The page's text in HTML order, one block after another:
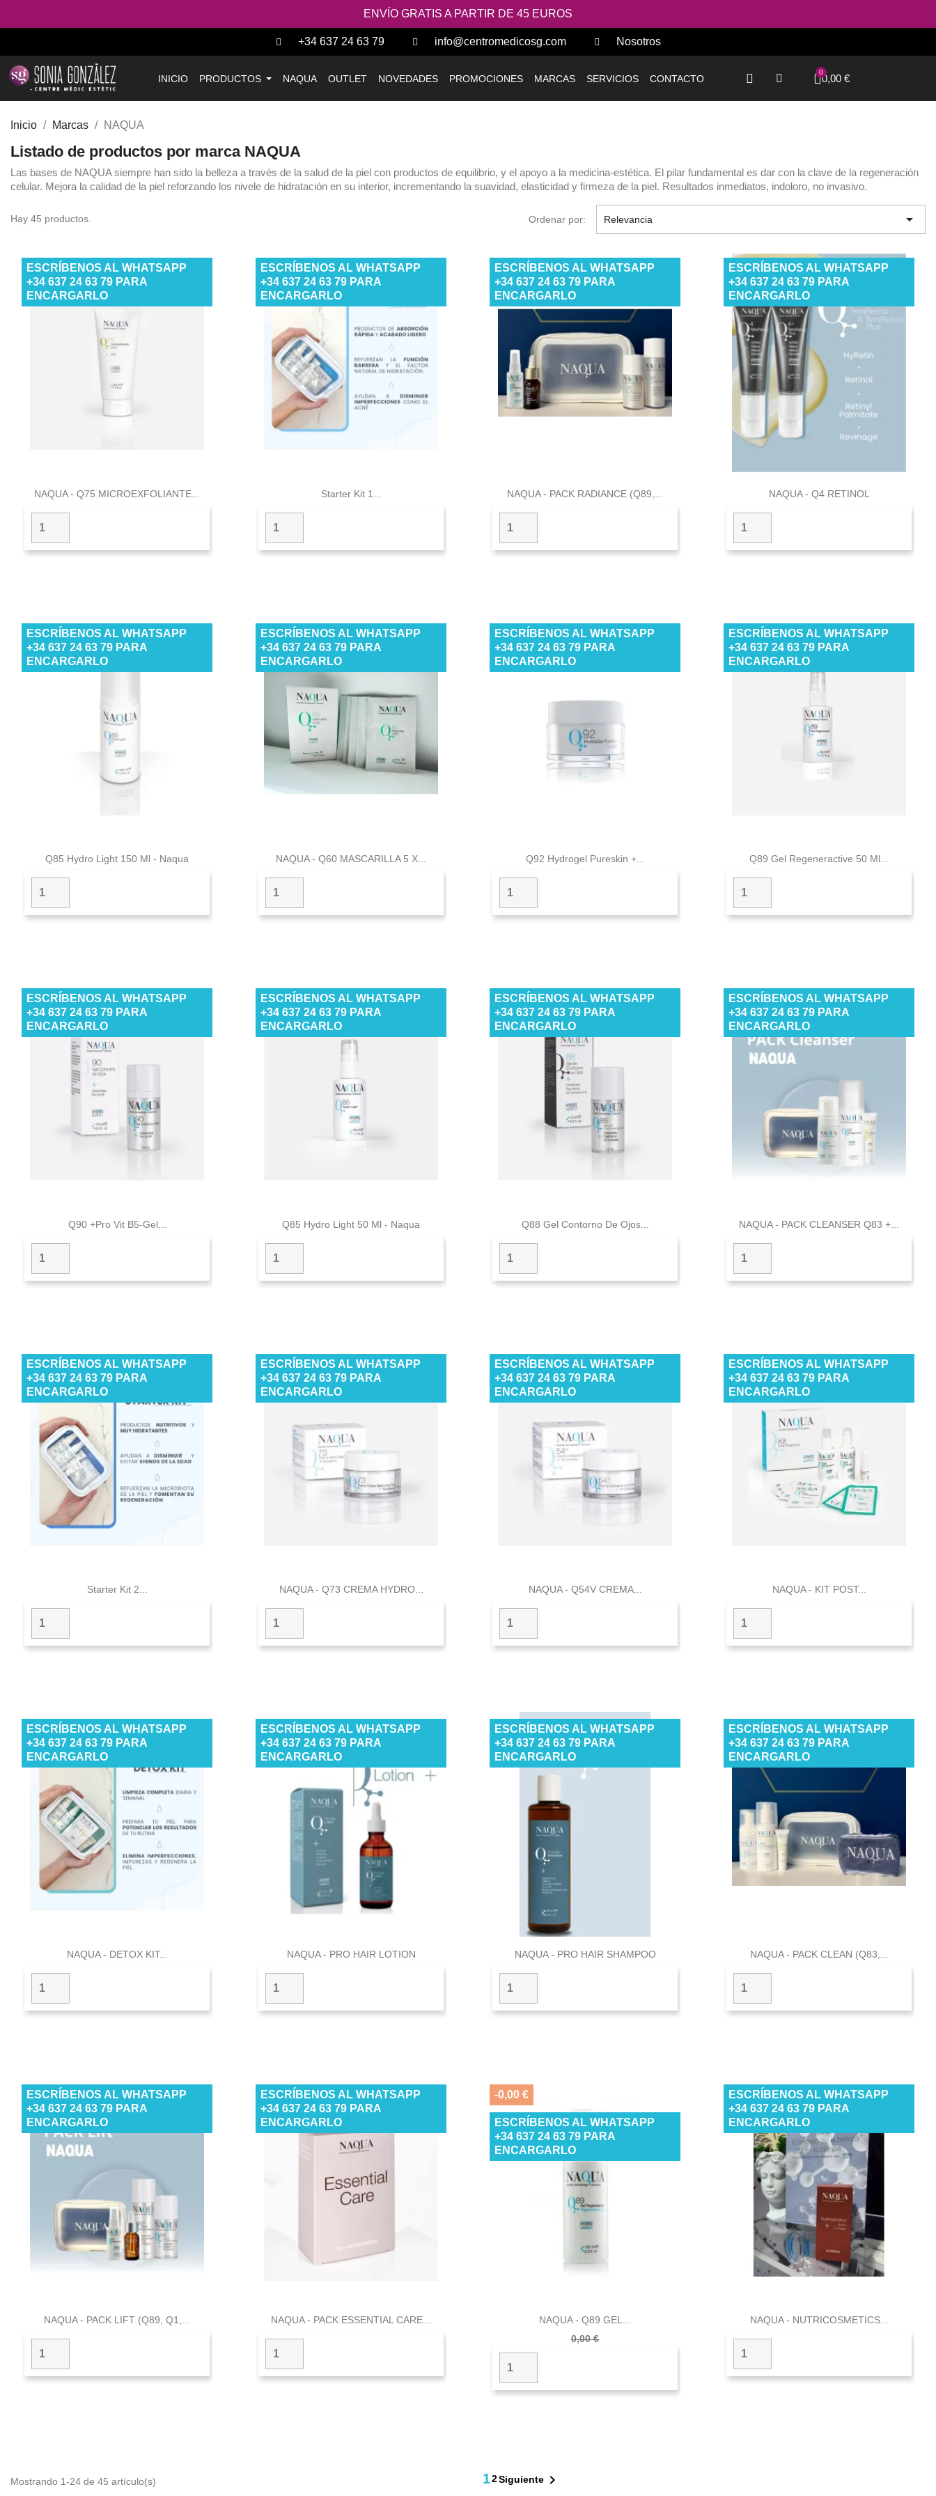
ENVÍO GRATIS A PARTIR DE 45 EUROS
+34 637 24 63 79 info@centromedicosg.com Nosotros
INICIO PRODUCTOS NAQUA OUTLET NOVEDADES PROMOCIONES MARCAS SERVICIOS CONTACTO 0,00 €
Inicio Marcas NAQUA
Listado de productos por marca NAQUA
Las bases de NAQUA siempre han sido la belleza a través de la salud de la piel con productos de equilibrio, y el apoyo a la medicina-estética. El pilar fundamental es dar con la clave de la regeneración
celular. Mejora la calidad de la piel reforzando los nivele de hidratación en su interior, incrementando la suavidad, elasticidad y firmeza de la piel. Resultados inmediatos, indoloro, no invasivo.
Hay 45 productos. Ordenar por: Relevancia 
Vista rápida
NAQUA - Q75 MICROEXFOLIANTE...
ESCRÍBENOS AL WHATSAPP
+34 637 24 63 79 PARA
ENCARGARLO
Vista rápida
Starter Kit 1...
ESCRÍBENOS AL WHATSAPP
+34 637 24 63 79 PARA
ENCARGARLO
Vista rápida
NAQUA - PACK RADIANCE (Q89,...
ESCRÍBENOS AL WHATSAPP
+34 637 24 63 79 PARA
ENCARGARLO
Vista rápida
NAQUA - Q4 RETINOL
ESCRÍBENOS AL WHATSAPP
+34 637 24 63 79 PARA
ENCARGARLO
 Vista rápida
Q85 Hydro Light 150 Ml - Naqua
ESCRÍBENOS AL WHATSAPP
+34 637 24 63 79 PARA
ENCARGARLO
Vista rápida
NAQUA - Q60 MASCARILLA 5 X...
ESCRÍBENOS AL WHATSAPP
+34 637 24 63 79 PARA
ENCARGARLO
Vista rápida
Q92 Hydrogel Pureskin +...
ESCRÍBENOS AL WHATSAPP
+34 637 24 63 79 PARA
ENCARGARLO
Vista rápida
Q89 Gel Regeneractive 50 Ml...
ESCRÍBENOS AL WHATSAPP
+34 637 24 63 79 PARA
ENCARGARLO
Vista rápida
Q90 +pro Vit B5-Gel...
ESCRÍBENOS AL WHATSAPP
+34 637 24 63 79 PARA
ENCARGARLO
Vista rápida
Q85 Hydro Light 50 Ml - Naqua
ESCRÍBENOS AL WHATSAPP
+34 637 24 63 79 PARA
ENCARGARLO
Vista rápida
Q88 Gel Contorno De Ojos...
ESCRÍBENOS AL WHATSAPP
+34 637 24 63 79 PARA
ENCARGARLO
Vista rápida
NAQUA - PACK CLEANSER Q83 +...
ESCRÍBENOS AL WHATSAPP
+34 637 24 63 79 PARA
ENCARGARLO
Vista rápida
Starter Kit 2...
ESCRÍBENOS AL WHATSAPP
+34 637 24 63 79 PARA
ENCARGARLO
Vista rápida
NAQUA - Q73 CREMA HYDRO...
ESCRÍBENOS AL WHATSAPP
+34 637 24 63 79 PARA
ENCARGARLO
 Vista rápida
NAQUA - Q54V CREMA...
ESCRÍBENOS AL WHATSAPP
+34 637 24 63 79 PARA
ENCARGARLO
 Vista rápida
NAQUA - KIT POST...
ESCRÍBENOS AL WHATSAPP
+34 637 24 63 79 PARA
ENCARGARLO
Vista rápida
NAQUA - DETOX KIT...
ESCRÍBENOS AL WHATSAPP
+34 637 24 63 79 PARA
ENCARGARLO
 Vista rápida
NAQUA - PRO HAIR LOTION
ESCRÍBENOS AL WHATSAPP
+34 637 24 63 79 PARA
ENCARGARLO
Vista rápida
NAQUA - PRO HAIR SHAMPOO
ESCRÍBENOS AL WHATSAPP
+34 637 24 63 79 PARA
ENCARGARLO
Vista rápida
NAQUA - PACK CLEAN (Q83,...
ESCRÍBENOS AL WHATSAPP
+34 637 24 63 79 PARA
ENCARGARLO
Vista rápida
NAQUA - PACK LIFT (Q89, Q1,...
ESCRÍBENOS AL WHATSAPP
+34 637 24 63 79 PARA
ENCARGARLO
Vista rápida
NAQUA - PACK ESSENTIAL CARE...
ESCRÍBENOS AL WHATSAPP
+34 637 24 63 79 PARA
ENCARGARLO
 Vista rápida
NAQUA - Q89 GEL...
0,00 €
-0,00 €
ESCRÍBENOS AL WHATSAPP
+34 637 24 63 79 PARA
ENCARGARLO
Vista rápida
NAQUA - NUTRICOSMETICS...
ESCRÍBENOS AL WHATSAPP
+34 637 24 63 79 PARA
ENCARGARLO
Mostrando 1-24 de 45 artículo(s) 12Siguiente